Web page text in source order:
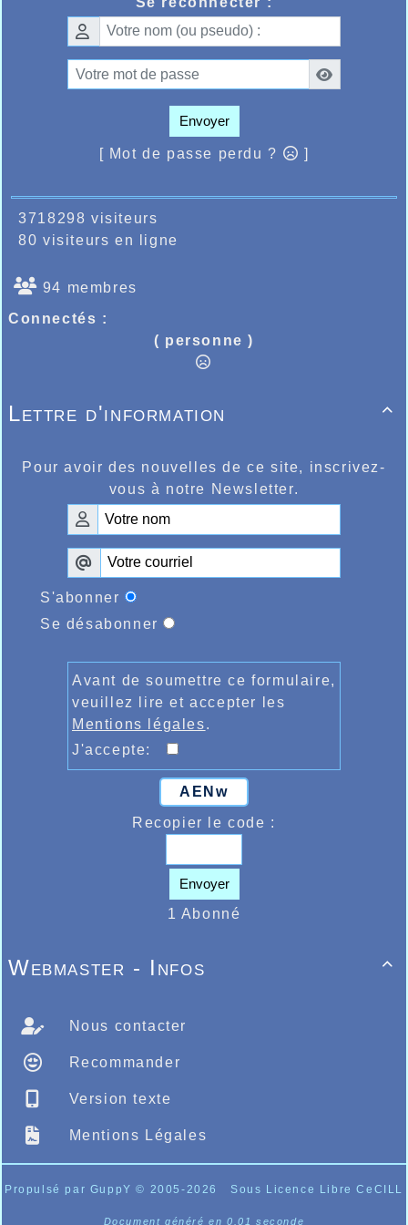
Envoyer
[ Mot de passe perdu ? ]
3718298 visiteurs
80 visiteurs en ligne
94 membres
Connectés :
( personne )

Lettre d'information
Pour avoir des nouvelles de ce site, inscrivez-
vous à notre Newsletter.
S'abonner
Se désabonner
Avant de soumettre ce formulaire,
veuillez lire et accepter les
Mentions légales.
J'accepte:
AENw
Recopier le code :
Envoyer
1 Abonné

Webmaster - Infos
Nous contacter
Recommander
Version texte
Mentions Légales
Propulsé par GuppY© 2005-2026 Sous Licence Libre CeCILL
Document généré en 0.01 seconde